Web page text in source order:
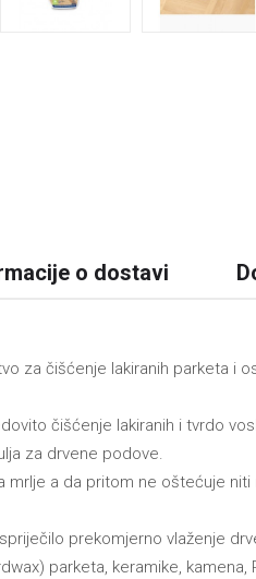
o dostavi
za čišćenje lakiranih parketa i
čišćenje lakiranih i tvrdo
za drvene podove.
mrlje a da pritom ne oštećuje
prekomjerno vlaženje
parketa, keramike, kamena,